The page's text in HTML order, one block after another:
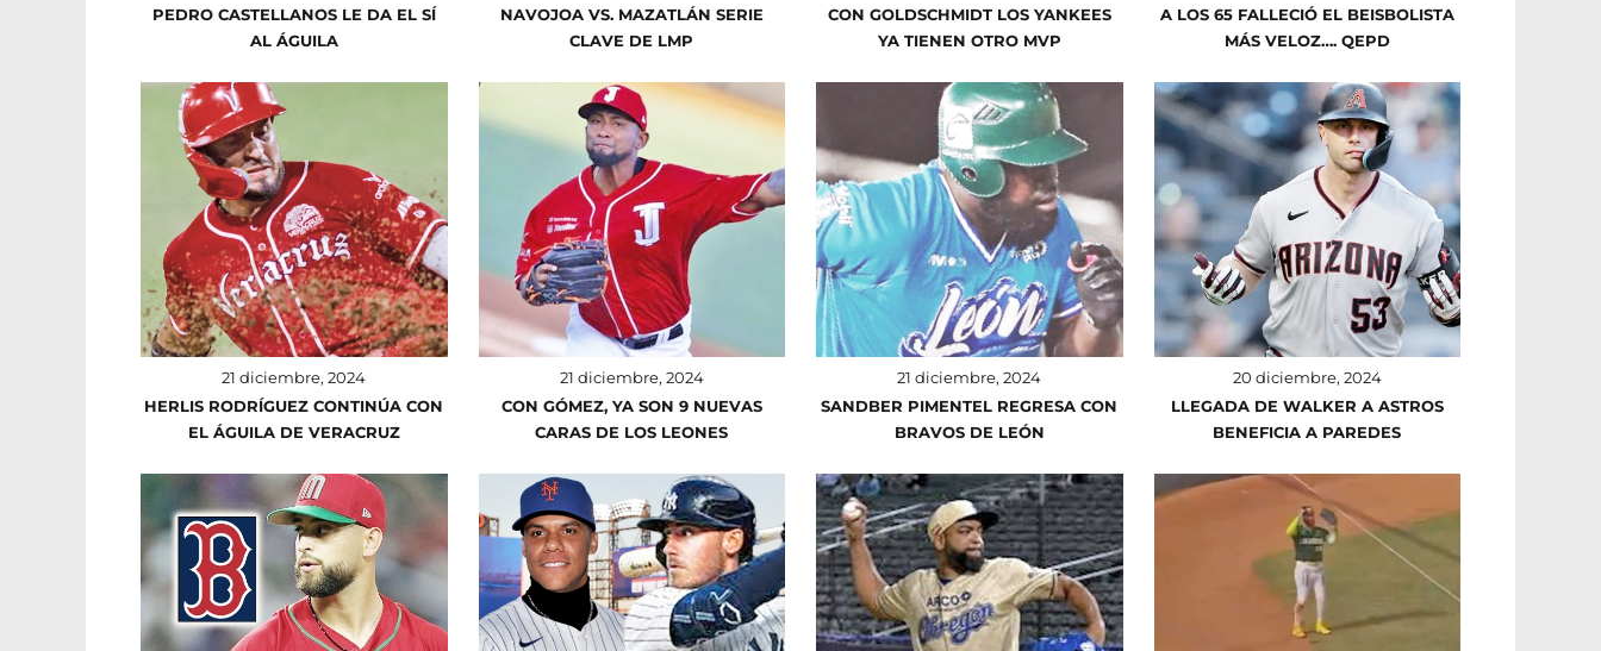
PEDRO CASTELLANOS LE DA EL SÍ
AL ÁGUILA
NAVOJOA VS. MAZATLÁN SERIE
CLAVE DE LMP
CON GOLDSCHMIDT LOS YANKEES
YA TIENEN OTRO MVP
A LOS 65 FALLECIÓ EL BEISBOLISTA
MÁS VELOZ…. QEPD
21 diciembre, 2024
HERLIS RODRÍGUEZ CONTINÚA CON
EL ÁGUILA DE VERACRUZ
21 diciembre, 2024
CON GÓMEZ, YA SON 9 NUEVAS
CARAS DE LOS LEONES
21 diciembre, 2024
SANDBER PIMENTEL REGRESA CON
BRAVOS DE LEÓN
20 diciembre, 2024
LLEGADA DE WALKER A ASTROS
BENEFICIA A PAREDES